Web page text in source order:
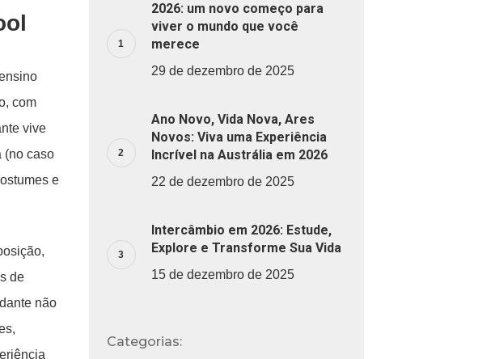
com
vive
(no caso
e
de
não
2026: um novo começo para
viver o mundo que você
merece
29 de dezembro de 2025
Ano Novo, Vida Nova, Ares
Novos: Viva uma Experiência
Incrível na Austrália em 2026
22 de dezembro de 2025
Intercâmbio em 2026: Estude,
Explore e Transforme Sua Vida
15 de dezembro de 2025
Categorias: